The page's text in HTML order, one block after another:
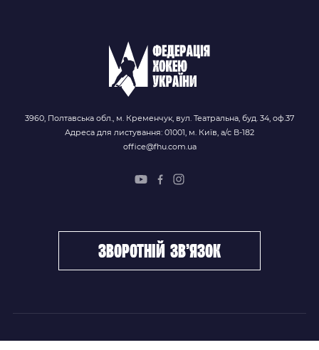
3960, Полтавська обл., м. Кременчук, вул. Театральна, буд. 34, оф.37
Адреса для листування: 01001, м. Київ, а/с В-182
office@fhu.com.ua
зворотній зв’язок